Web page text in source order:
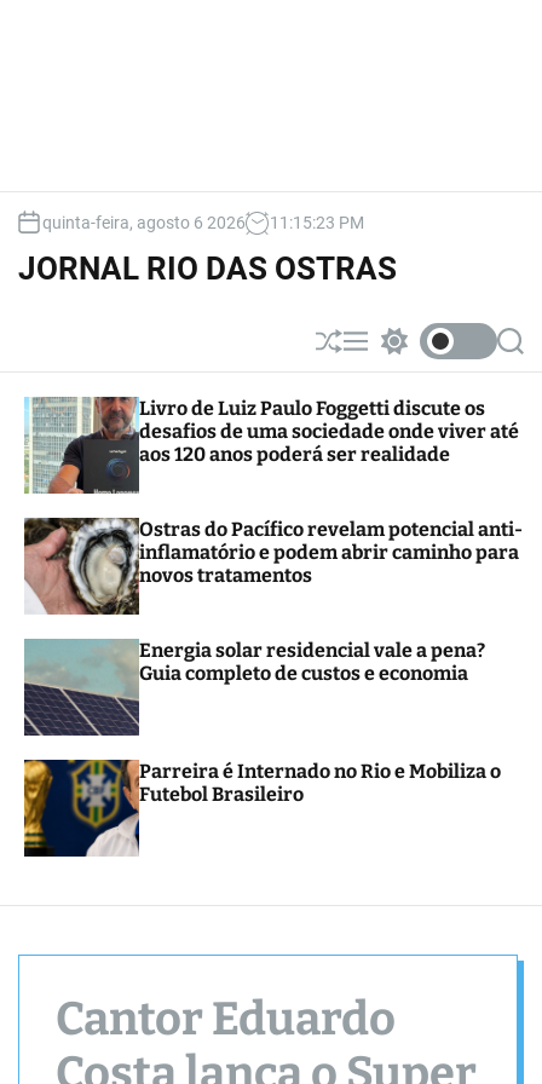
quinta-feira, agosto 6 2026 11 :15:25 PM
JORNAL RIO DAS OSTRAS
S
h
ff
l
e
M
e
u
w
t
c
h
o
r
e
S
e
c
Livro de Luiz Paulo Foggetti discute os
desafios de uma sociedade onde viver até
aos 120 anos poderá ser realidade
Ostras do Pacífico revelam potencial anti-
inflamatório e podem abrir caminho para
novos tratamentos
Energia solar residencial vale a pena?
Guia completo de custos e economia
Parreira é Internado no Rio e Mobiliza o
Futebol Brasileiro
Cantor Eduardo